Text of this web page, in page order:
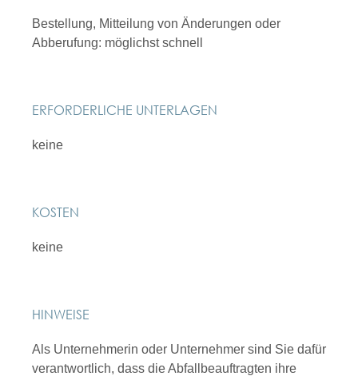
Bestellung, Mitteilung von Änderungen oder
Abberufung: möglichst schnell
ERFORDERLICHE UNTERLAGEN
keine
KOSTEN
keine
HINWEISE
Als Unternehmerin oder Unternehmer sind Sie dafür
verantwortlich, dass die Abfallbeauftragten ihre